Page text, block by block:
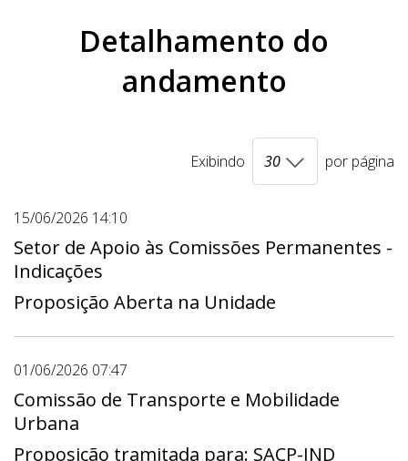
Detalhamento do
andamento
Exibindo por página
15/06/2026 14:10
Setor de Apoio às Comissões Permanentes -
Indicações
Proposição Aberta na Unidade
01/06/2026 07:47
Comissão de Transporte e Mobilidade
Urbana
Proposição tramitada para: SACP-IND